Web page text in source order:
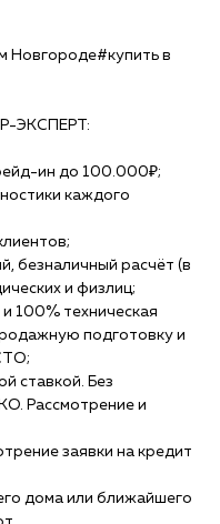
Новгороде#купить в
ЭКСПЕPТ:
ин до 100.000₽;
каждого
безналичный расчёт (в
и физлиц;
100% техническая
подготовку и
ставкой. Без
Рассмотрение и
заявки на кредит
дома или ближайшего